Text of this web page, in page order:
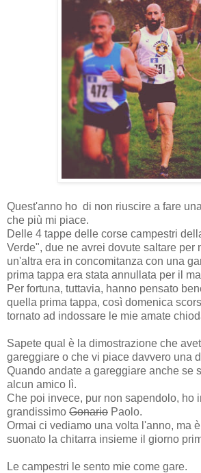
Quest'anno ho di non riuscire a fare
che più mi piace.
Delle 4 tappe delle corse campestri
Verde", due ne avrei dovute saltare per
un'altra era in concomitanza con una
prima tappa era stata annullata per il
Per fortuna, tuttavia, hanno pensato
quella prima tappa, così domenica
tornato ad indossare le mie amate
Sapete qual è la dimostrazione che
gareggiare o che vi piace davvero una
Quando andate a gareggiare anche se
alcun amico lì.
Che poi invece, pur non sapendolo, ho
grandissimo Gonario Paolo.
Ormai ci vediamo una volta l'anno, ma
suonato la chitarra insieme il giorno
Le campestri le sento mie come gare.